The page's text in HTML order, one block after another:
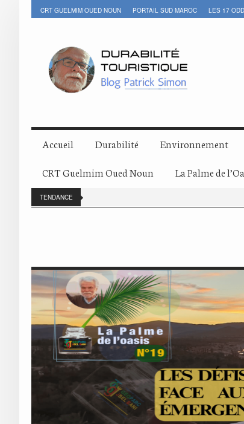
CRT GUELMIM OUED NOUN PORTAIL SUD MAROC LES 17 ODD
Accueil Durabilité Environnement
CRT Guelmim Oued Noun La Palme de
TENDANCE